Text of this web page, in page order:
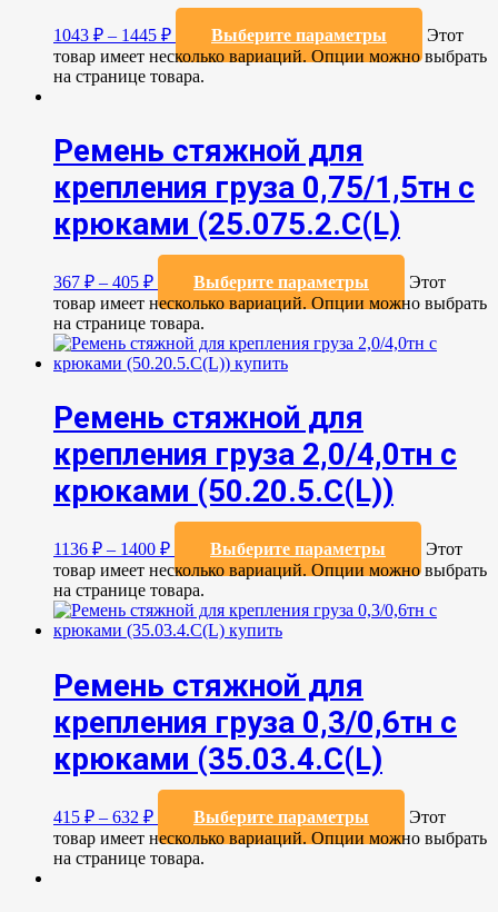
1043 ₽ – 1445 ₽ Выберите параметры
Этот
товар имеет несколько вариаций. Опции можно выбрать
на странице товара.
Ремень стяжной для
крепления груза 0,75/1,5тн с
крюками (25.075.2.C(L)
367 ₽ – 405 ₽ Выберите параметры
Этот
товар имеет несколько вариаций. Опции можно выбрать
на странице товара.
Ремень стяжной для
крепления груза 2,0/4,0тн с
крюками (50.20.5.C(L))
1136 ₽ – 1400 ₽ Выберите параметры
Этот
товар имеет несколько вариаций. Опции можно выбрать
на странице товара.
Ремень стяжной для
крепления груза 0,3/0,6тн с
крюками (35.03.4.C(L)
415 ₽ – 632 ₽ Выберите параметры
Этот
товар имеет несколько вариаций. Опции можно выбрать
на странице товара.